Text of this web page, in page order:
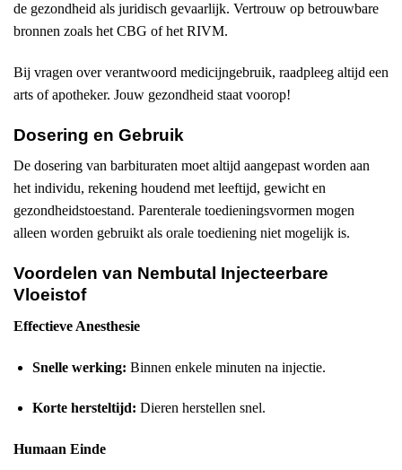
de gezondheid als juridisch gevaarlijk. Vertrouw op betrouwbare
bronnen zoals het CBG of het RIVM.
Bij vragen over verantwoord medicijngebruik, raadpleeg altijd een
arts of apotheker. Jouw gezondheid staat voorop!
Dosering en Gebruik
De dosering van barbituraten moet altijd aangepast worden aan
het individu, rekening houdend met leeftijd, gewicht en
gezondheidstoestand. Parenterale toedieningsvormen mogen
alleen worden gebruikt als orale toediening niet mogelijk is.
Voordelen van Nembutal Injecteerbare
Vloeistof
Effectieve Anesthesie
Snelle werking: Binnen enkele minuten na injectie.
Korte hersteltijd: Dieren herstellen snel.
Humaan Einde